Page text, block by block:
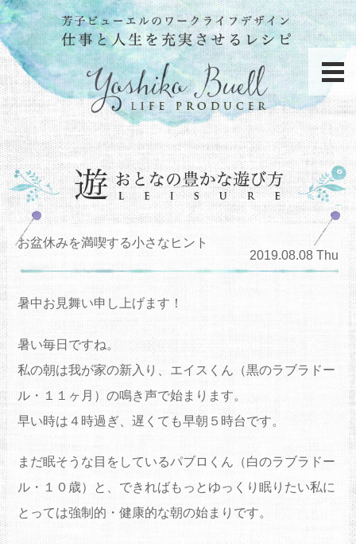
お盆休みを満喫する小さなヒント
2019.08.08 Thu
暑中お見舞い申し上げます！
暑い毎日ですね。
私の朝は我が家の新入り、エイスくん（黒のラブラドー
ル・１１ヶ月）の鳴き声で始まります。
早い時は４時過ぎ、遅くても早朝５時台です。
まだ眠そうな目をしているパブロくん（白のラブラドー
ル・１０歳）と、できればもっとゆっくり眠りたい私に
とっては強制的・健康的な朝の始まりです。